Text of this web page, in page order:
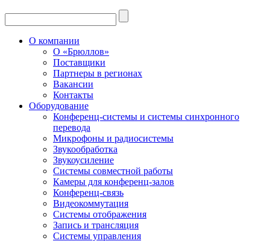
О компании
О «Брюллов»
Поставщики
Партнеры в регионах
Вакансии
Контакты
Оборудование
Конференц-системы и системы синхронного
перевода
Микрофоны и радиосистемы
Звукообработка
Звукоусиление
Системы совместной работы
Камеры для конференц-залов
Конференц-связь
Видеокоммутация
Системы отображения
Запись и трансляция
Системы управления